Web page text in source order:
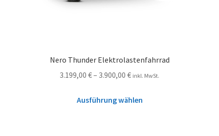
Nero Thunder Elektrolastenfahrrad
3.199,00 €– 3.900,00 € inkl. MwSt.
Ausführung wählen